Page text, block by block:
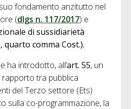
fondamento anzitutto nel
(dlgs n. 117/2017) e
di sussidiarietà
comma Cost.).
ha introdotto, all’art. 55, un
tra pubblica
del Terzo settore (Ets)
sulla co-programmazione, la